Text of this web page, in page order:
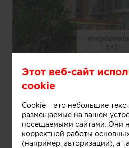
16.0Фасад
Этот веб-сайт
cookie
Cookie – это небольшие
размещаемые на вашем
посещаемыми сайтами. Они
корректной работы
(например, авторизации), а